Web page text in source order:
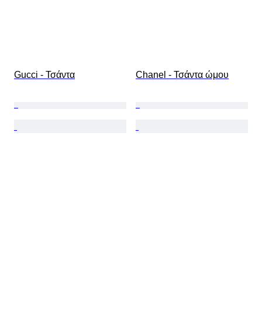
Gucci - Τσάντα Chanel - Τσάντα ώμου